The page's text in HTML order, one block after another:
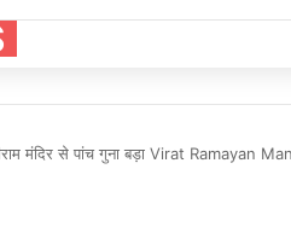
मंदिर से पांच गुना बड़ा Virat Ramayan